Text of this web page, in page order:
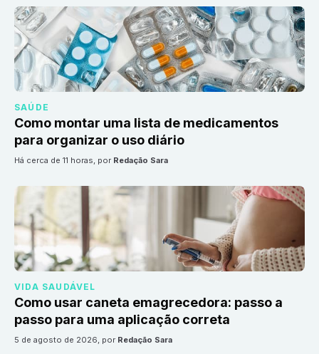
SAÚDE
Como montar uma lista de medicamentos
para organizar o uso diário
há cerca de 11 horas, por Redação Sara
VIDA SAUDÁVEL
Como usar caneta emagrecedora: passo a
passo para uma aplicação correta
5 de agosto de 2026, por Redação Sara